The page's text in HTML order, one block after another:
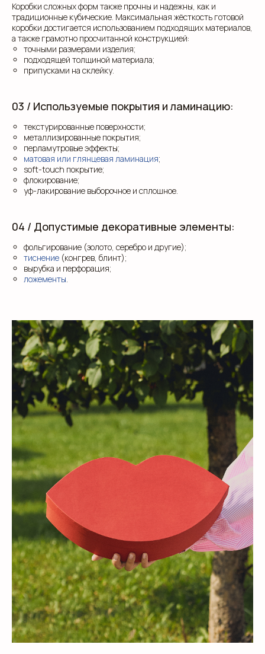
Коробки сложных форм также прочны и надежны, как и
традиционные кубические. Максимальная жёсткость готовой
коробки достигается использованием подходящих материалов,
а также грамотно просчитанной конструкцией:
точными размерами изделия;
подходящей толщиной материала;
припусками на склейку.
03 / Используемые покрытия и ламинацию:
текстурированные поверхности;
металлизированные покрытия;
перламутровые эффекты;
матовая или глянцевая ламинация;
soft-touch покрытие;
флокирование;
уф-лакирование выборочное и сплошное.
04 / Допустимые декоративные элементы:
фольгирование (золото, серебро и другие);
тиснение (конгрев, блинт);
вырубка и перфорация;
ложементы.